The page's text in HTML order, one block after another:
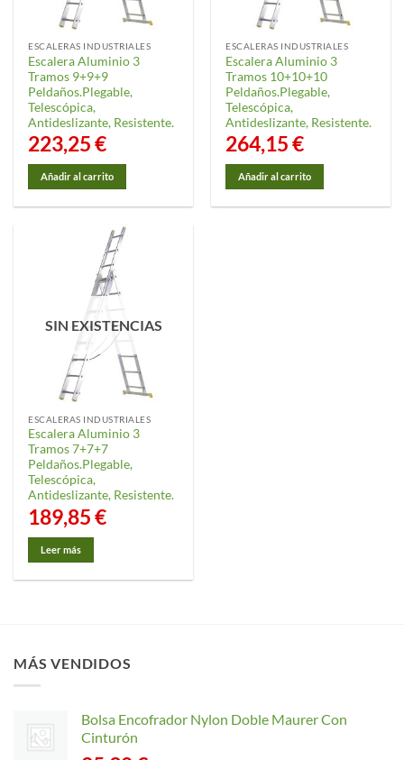
ESCALERAS INDUSTRIALES
Escalera Aluminio 3
Tramos 9+9+9
Peldaños.Plegable,
Telescópica,
Antideslizante, Resistente.
223,25€
Añadir al carrito
ESCALERAS INDUSTRIALES
Escalera Aluminio 3
Tramos 10+10+10
Peldaños.Plegable,
Telescópica,
Antideslizante, Resistente.
264,15€
Añadir al carrito
SIN EXISTENCIAS
ESCALERAS INDUSTRIALES
Escalera Aluminio 3
Tramos 7+7+7
Peldaños.Plegable,
Telescópica,
Antideslizante, Resistente.
189,85€
Leer más
MÁS VENDIDOS
Bolsa Encofrador Nylon Doble Maurer Con
Cinturón